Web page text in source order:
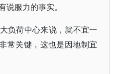
服力的事实。
负荷中心来说，就不宜一
常关键，这也是因地制宜